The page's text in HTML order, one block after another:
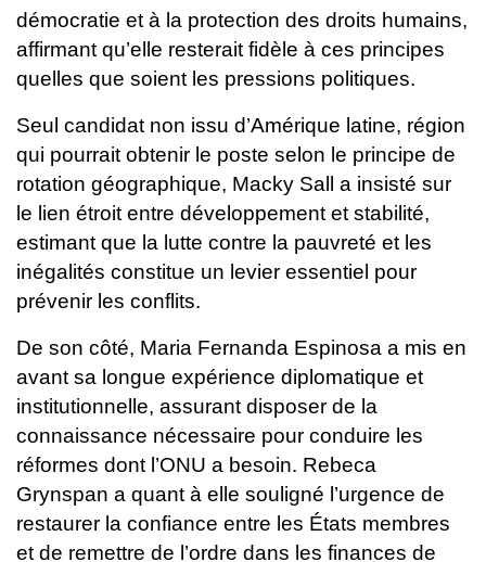
démocratie et à la protection des droits humains,
affirmant qu’elle resterait fidèle à ces principes
quelles que soient les pressions politiques.
Seul candidat non issu d’Amérique latine, région
qui pourrait obtenir le poste selon le principe de
rotation géographique, Macky Sall a insisté sur
le lien étroit entre développement et stabilité,
estimant que la lutte contre la pauvreté et les
inégalités constitue un levier essentiel pour
prévenir les conflits.
De son côté, Maria Fernanda Espinosa a mis en
avant sa longue expérience diplomatique et
institutionnelle, assurant disposer de la
connaissance nécessaire pour conduire les
réformes dont l’ONU a besoin. Rebeca
Grynspan a quant à elle souligné l’urgence de
restaurer la confiance entre les États membres
et de remettre de l’ordre dans les finances de